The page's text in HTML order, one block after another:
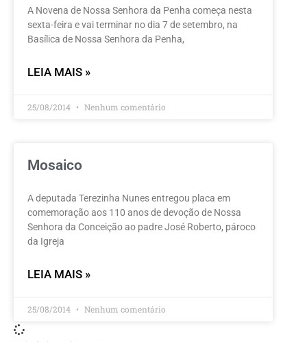
A Novena de Nossa Senhora da Penha começa nesta
sexta-feira e vai terminar no dia 7 de setembro, na
Basílica de Nossa Senhora da Penha,
LEIA MAIS »
25/08/2014 Nenhum comentário
Mosaico
A deputada Terezinha Nunes entregou placa em
comemoração aos 110 anos de devoção de Nossa
Senhora da Conceição ao padre José Roberto, pároco
da Igreja
LEIA MAIS »
25/08/2014 Nenhum comentário